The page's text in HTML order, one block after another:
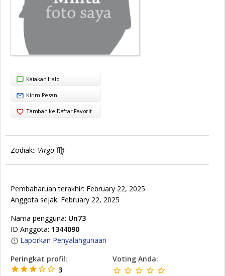
Katakan Halo
Kirim Pesan
Tambah ke Daftar Favorit
Zodiak:: Virgo
Pembaharuan terakhir: February 22, 2025
Anggota sejak: February 22, 2025
Nama pengguna: Un73
ID Anggota: 1344090
Laporkan Penyalahgunaan
Peringkat profil:
3
Voting Anda: